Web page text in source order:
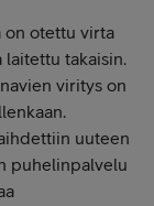
on otettu virta
laitettu takaisin.
viritys on
uuteen
puhelinpalvelu